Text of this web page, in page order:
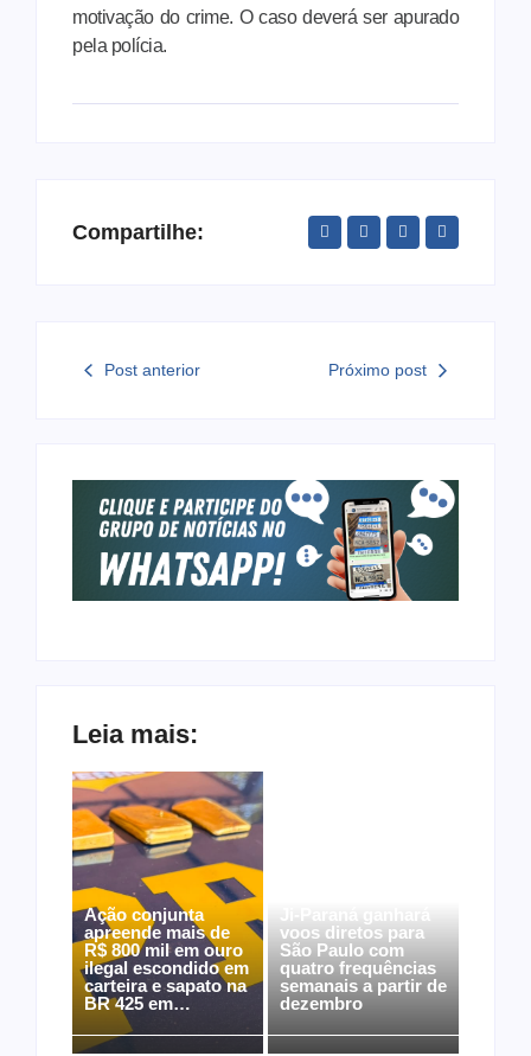
motivação do crime. O caso deverá ser apurado
pela polícia.
Compartilhe:
Post anterior Próximo post
Leia mais:
Ação conjunta
apreende mais de
R$ 800 mil em ouro
ilegal escondido em
carteira e sapato na
BR 425 em…
voos diretos para
São Paulo com
quatro frequências
semanais a partir de
dezembro